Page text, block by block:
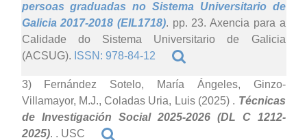
persoas graduadas no Sistema Universitario de
Galicia 2017-2018 (EIL1718). pp. 23. Axencia para a
Calidade do Sistema Universitario de Galicia
(ACSUG). ISSN: 978-84-12
3) Fernández Sotelo, María Ángeles, Ginzo-
Villamayor, M.J., Coladas Uria, Luis (2025) . Técnicas
de Investigación Social 2025-2026 (DL C 1212-
2025). . USC